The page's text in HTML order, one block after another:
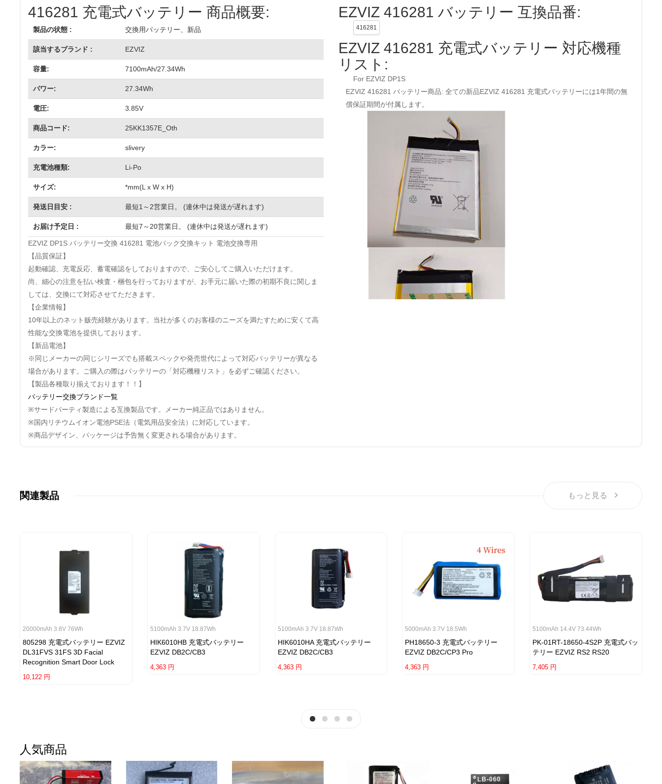
416281 充電式バッテリー 商品概要:
製品の状態 : 交換用バッテリー、新品
該当するブランド : EZVIZ
容量: 7100mAh/27.34Wh
パワー: 27.34Wh
電圧: 3.85V
商品コード: 25KK1357E_Oth
カラー: slivery
充電池種類: Li-Po
サイズ: *mm(L x W x H)
発送日目安 : 最短1～2営業日。 (連休中は発送が遅れます)
お届け予定日 : 最短7～20営業日。 (連休中は発送が遅れます)
EZVIZ DP1S バッテリー交換 416281 電池パック交換キット 電池交換専用
【品質保証】
起動確認、充電反応、蓄電確認をしておりますので、ご安心してご購入いただけます。
尚、細心の注意を払い検査・梱包を行っておりますが、お手元に届いた際の初期不良に関しま
しては、交換にて対応させてただきます。
【企業情報】
10年以上のネット贩売経験があります。当社が多くのお客様のニーズを満たすために安くて高
性能な交換電池を提供しております。
【新品電池】
※同じメーカーの同じシリーズでも搭載スペックや発売世代によって対応バッテリーが異なる
場合があります。ご購入の際はバッテリーの「対応機種リスト」を必ずご確認ください。
【製品各種取り揃えております！！】
バッテリー交換ブランド一覧
※サードパーティ製造による互換製品です。メーカー純正品ではありません。
※国内リチウムイオン電池PSE法（電気用品安全法）に対応しています。
※商品デザイン、パッケージは予告無く変更される場合があります。
EZVIZ 416281 バッテリー 互換品番:
416281
EZVIZ 416281 充電式バッテリー 対応機種
リスト:
For EZVIZ DP1S
EZVIZ 416281 バッテリー商品: 全ての新品EZVIZ 416281 充電式バッテリーには1年間の無
償保証期間が付属します。
関連製品 もっと見る
20000mAh 3.8V 76Wh
805298 充電式バッテリー EZVIZ
DL31FVS 31FS 3D Facial
Recognition Smart Door Lock
10,122 円
5100mAh 3.7V 18.87Wh
HIK6010HB 充電式バッテリー
EZVIZ DB2C/CB3
4,363 円
5100mAh 3.7V 18.87Wh
HIK6010HA 充電式バッテリー
EZVIZ DB2C/CB3
4,363 円
5000mAh 3.7V 18.5Wh
PH18650-3 充電式バッテリー
EZVIZ DB2C/CP3 Pro
4,363 円
5100mAh 14.4V 73.44Wh
PK-01RT-18650-4S2P 充電式バッ
テリー EZVIZ RS2 RS20
7,405 円
人気商品